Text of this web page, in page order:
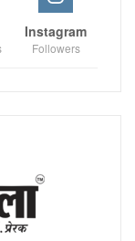
Instagram
Followers